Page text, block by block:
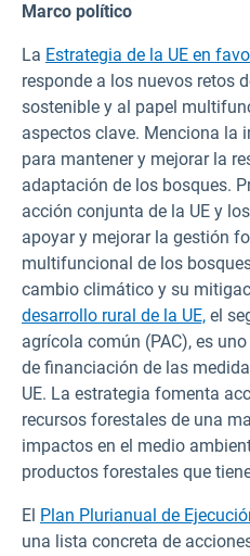
Marco político
La Estrategia de la UE en
responde a los nuevos retos
sostenible y al papel
aspectos clave. Menciona la
para mantener y mejorar la
adaptación de los bosques.
acción conjunta de la UE y
apoyar y mejorar la gestión
multifuncional de los
cambio climático y su
desarrollo rural de la UE, el
agrícola común (PAC), es
de financiación de las
UE. La estrategia fomenta
recursos forestales de una
impactos en el medio
productos forestales que
El Plan Plurianual de
una lista concreta de